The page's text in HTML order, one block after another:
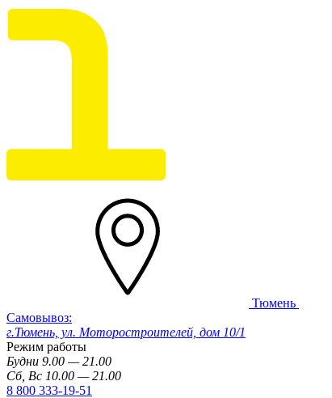
Тюмень
Самовывоз:
г.Тюмень, ул. Моторостроителей, дом 10/1
Режим работы
Будни 9.00 — 21.00
Сб, Вс 10.00 — 21.00
8 800 333-19-51